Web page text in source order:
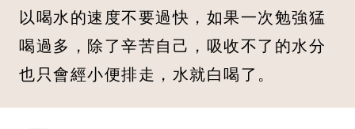
以喝水的速度不要過快，如果一次勉強猛
喝過多，除了辛苦自己，吸收不了的水分
也只會經小便排走，水就白喝了。